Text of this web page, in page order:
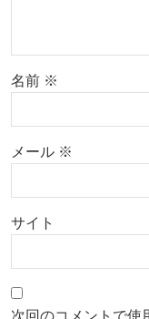
名前 ※
メール ※
サイト
次回のコメントで使